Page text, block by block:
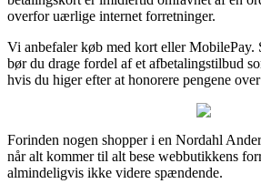
overfor uærlige internet forretninger.
Vi anbefaler køb med kort eller MobilePay.
bør du drage fordel af et afbetalingstilbud
hvis du higer efter at honorere pengene
Forinden nogen shopper i en Nordahl
når alt kommer til alt bese webbutikkens
almindeligvis ikke videre spændende.